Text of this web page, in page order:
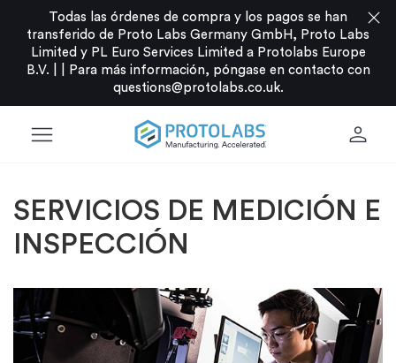
Todas las órdenes de compra y los pagos se han
transferido de Proto Labs Germany GmbH, Proto Labs
Limited y PL Euro Services Limited a Protolabs Europe
B.V. |
Para más información, póngase en contacto con
questions@protolabs.co.uk.
close
menu person
SERVICIOS DE MEDICIÓN E
INSPECCIÓN